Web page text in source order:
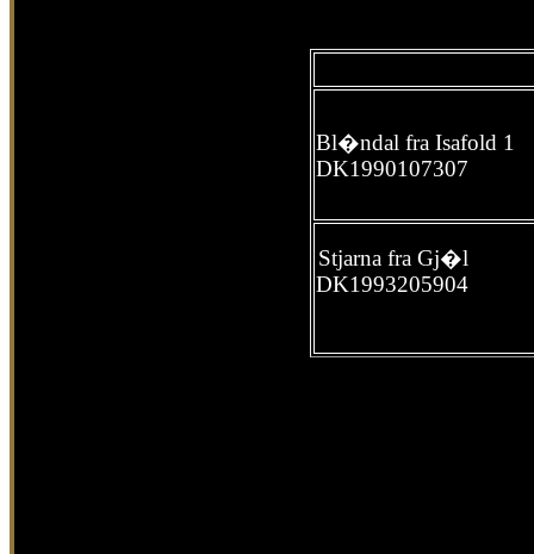
Bl�ndal fra Isafold 1
DK1990107307
Stjarna fra Gj�l
DK1993205904